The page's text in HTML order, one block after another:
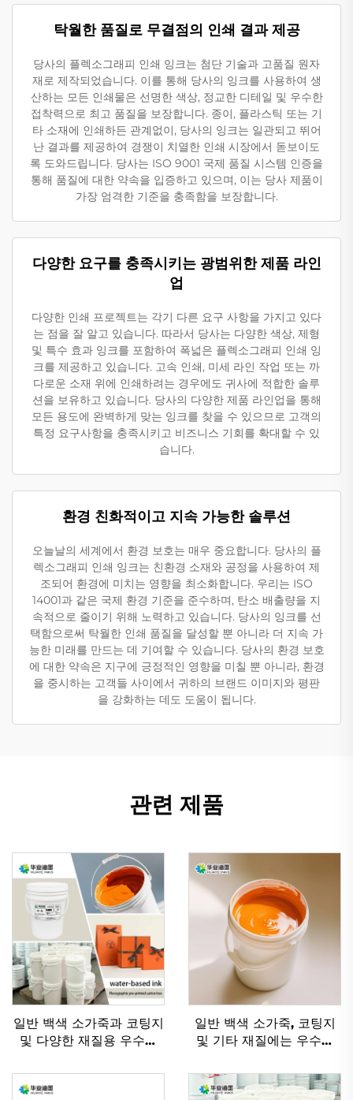
탁월한 품질로 무결점의 인쇄 결과 제공
당사의 플렉소그래피 인쇄 잉크는 첨단 기술과 고품질 원자
재로 제작되었습니다. 이를 통해 당사의 잉크를 사용하여 생
산하는 모든 인쇄물은 선명한 색상, 정교한 디테일 및 우수한
접착력으로 최고 품질을 보장합니다. 종이, 플라스틱 또는 기
타 소재에 인쇄하든 관계없이, 당사의 잉크는 일관되고 뛰어
난 결과를 제공하여 경쟁이 치열한 인쇄 시장에서 돋보이도
록 도와드립니다. 당사는 ISO 9001 국제 품질 시스템 인증을
통해 품질에 대한 약속을 입증하고 있으며, 이는 당사 제품이
가장 엄격한 기준을 충족함을 보장합니다.
다양한 요구를 충족시키는 광범위한 제품 라인
업
다양한 인쇄 프로젝트는 각기 다른 요구 사항을 가지고 있다
는 점을 잘 알고 있습니다. 따라서 당사는 다양한 색상, 제형
및 특수 효과 잉크를 포함하여 폭넓은 플렉소그래피 인쇄 잉
크를 제공하고 있습니다. 고속 인쇄, 미세 라인 작업 또는 까
다로운 소재 위에 인쇄하려는 경우에도 귀사에 적합한 솔루
션을 보유하고 있습니다. 당사의 다양한 제품 라인업을 통해
모든 용도에 완벽하게 맞는 잉크를 찾을 수 있으므로 고객의
특정 요구사항을 충족시키고 비즈니스 기회를 확대할 수 있
습니다.
환경 친화적이고 지속 가능한 솔루션
오늘날의 세계에서 환경 보호는 매우 중요합니다. 당사의 플
렉소그래피 인쇄 잉크는 친환경 소재와 공정을 사용하여 제
조되어 환경에 미치는 영향을 최소화합니다. 우리는 ISO
14001과 같은 국제 환경 기준을 준수하며, 탄소 배출량을 지
속적으로 줄이기 위해 노력하고 있습니다. 당사의 잉크를 선
택함으로써 탁월한 인쇄 품질을 달성할 뿐 아니라 더 지속 가
능한 미래를 만드는 데 기여할 수 있습니다. 당사의 환경 보호
에 대한 약속은 지구에 긍정적인 영향을 미칠 뿐 아니라, 환경
을 중시하는 고객들 사이에서 귀하의 브랜드 이미지와 평판
을 강화하는 데도 도움이 됩니다.
관련 제품
일반 백색 소가죽과 코팅지
및 다양한 재질용 우수한
일반 백색 소가죽, 코팅지
및 기타 재질에는 우수한
적용 가능합니다.